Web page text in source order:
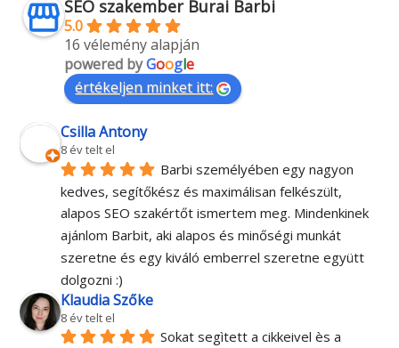
SEO szakember Burai Barbi
5.0
16 vélemény alapján
powered byGoogle
értékeljen minket itt:
Csilla Antony
8 év telt el
Barbi személyében egy nagyon
kedves, segítőkész és maximálisan felkészült,
alapos SEO szakértőt ismertem meg. Mindenkinek
ajánlom Barbit, aki alapos és minőségi munkát
szeretne és egy kiváló emberrel szeretne együtt
dolgozni :)
Klaudia Szőke
8 év telt el
Sokat segìtett a cikkeivel ès a